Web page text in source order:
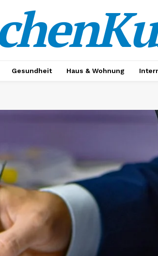
Gesundheit Haus & Wohnung